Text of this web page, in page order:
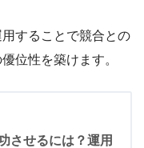
することで競合との
位性を築けます。
させるには？運用